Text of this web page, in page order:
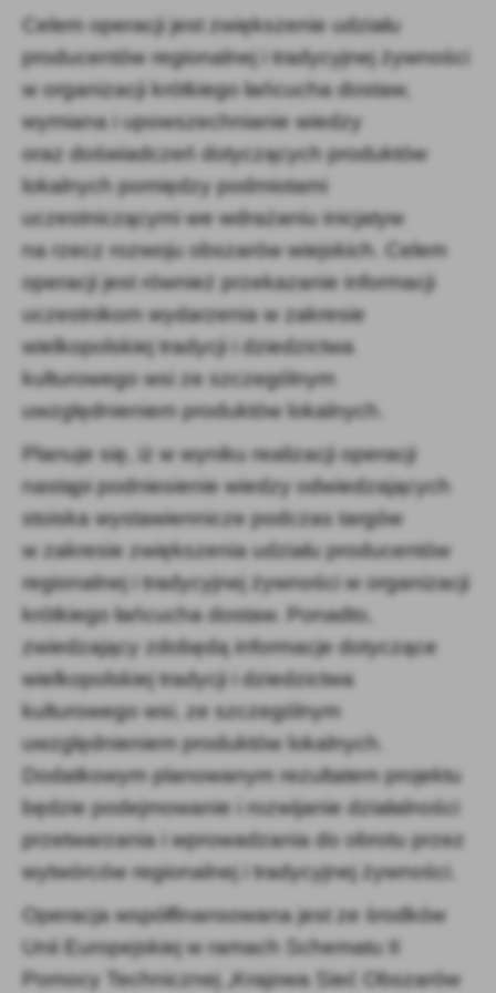
Celem operacji jest zwiększenie udziału
producentów regionalnej i tradycyjnej żywności
w organizacji krótkiego łańcucha dostaw,
wymiana i upowszechnianie wiedzy
oraz doświadczeń dotyczących produktów
lokalnych pomiędzy podmiotami
uczestniczącymi we wdrażaniu inicjatyw
na rzecz rozwoju obszarów wiejskich. Celem
operacji jest również przekazanie informacji
uczestnikom wydarzenia w zakresie
wielkopolskiej tradycji i dziedzictwa
kulturowego wsi ze szczególnym
uwzględnieniem produktów lokalnych.
Planuje się, iż w wyniku realizacji operacji
nastąpi podniesienie wiedzy odwiedzających
stoiska wystawiennicze podczas targów
w zakresie zwiększenia udziału producentów
regionalnej i tradycyjnej żywności w organizacji
krótkiego łańcucha dostaw. Ponadto,
zwiedzający zdobędą informacje dotyczące
wielkopolskiej tradycji i dziedzictwa
kulturowego wsi, ze szczególnym
uwzględnieniem produktów lokalnych.
Dodatkowym planowanym rezultatem projektu
będzie podejmowanie i rozwijanie działalności
przetwarzania i wprowadzania do obrotu przez
wytwórców regionalnej i tradycyjnej żywności.
Operacja współfinansowana jest ze środków
Unii Europejskiej w ramach Schematu II
Pomocy Technicznej „Krajowa Sieć Obszarów